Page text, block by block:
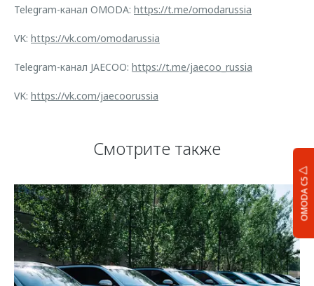
OMODA C5
Telegram-канал OMODA: https://t.me/omodarussia
VK: https://vk.com/omodarussia
Telegram-канал JAECOO: https://t.me/jaecoo_russia
VK: https://vk.com/jaecoorussia
Смотрите также